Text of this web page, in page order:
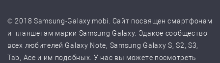
© 2018 Samsung-Galaxy.mobi. Сайт посвящен смартфонам
и планшетам марки Samsung Galaxy. Эдакое сообщество
всех любителей Galaxy Note, Samsung Galaxy S, S2, S3,
Tab, Ace и им подобных. У нас вы можете посмотреть